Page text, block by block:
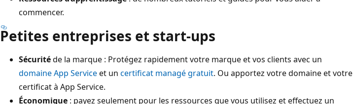
commencer.
Petites entreprises et start-ups
Sécuritéde la marque : Protégez rapidement votre marque et vos clients avec un
domaine App Serviceet un certificat managé gratuit. Ou apportez votre domaine et votre
certificat à App Service.
Économique : payez seulement pour les ressources que vous utilisez et effectuez un